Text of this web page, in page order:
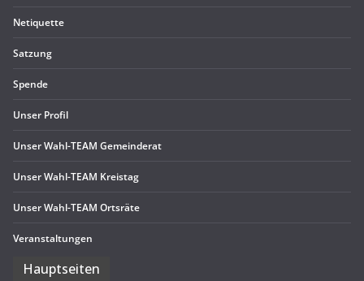
Neti­quette
Sat­zung
Spende
Unser Pro­fil
Unser Wahl-TEAM Gemeinderat
Unser Wahl-TEAM Kreistag
Unser Wahl-TEAM Ortsräte
Ver­an­stal­tun­gen
Haupt­sei­ten